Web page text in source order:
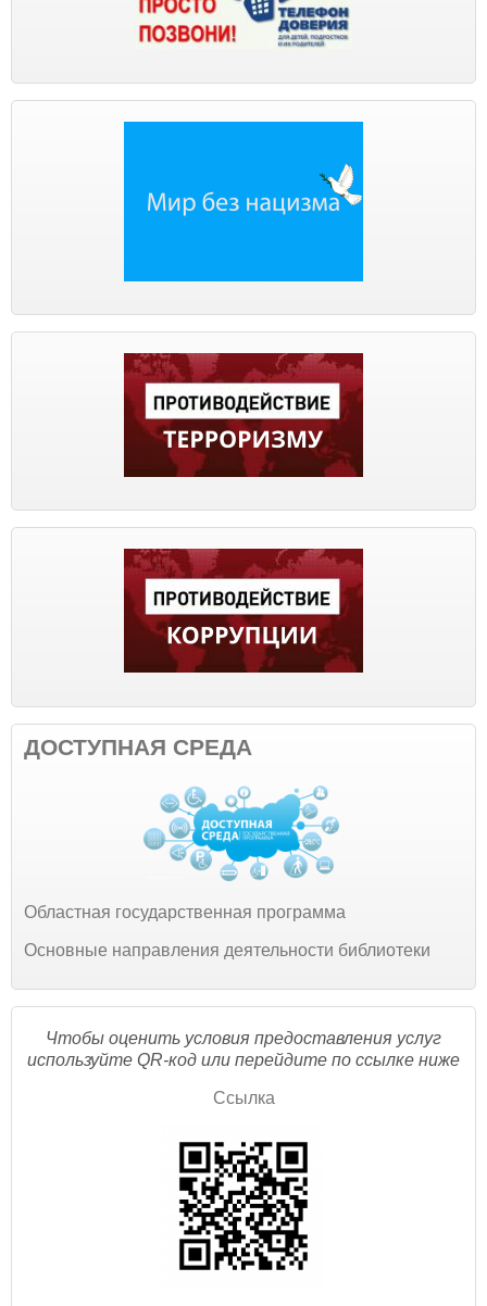
ДОСТУПНАЯ СРЕДА
Областная государственная программа
Основные направления деятельности библиотеки
Чтобы оценить условия предоставления услуг
используйте QR-код или перейдите по ссылке ниже
Ссылка